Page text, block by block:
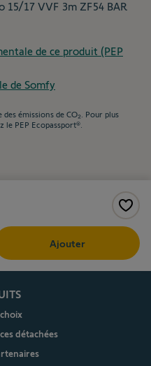
15/17 VVF 3m ZF54 BAR
de ce produit (PEP
de Somfy
émissions de CO₂. Pour plus
PEP Ecopassport®.
Ajouter
détachées